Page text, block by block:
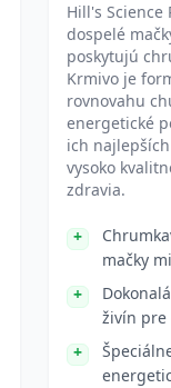
Hill's Science
dospelé
poskytujú
Krmivo je
rovnovahu
energetické
ich
vysoko
zdravia.
mačky
živín pre